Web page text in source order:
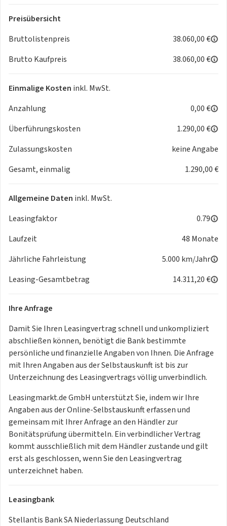
- Drive Mode Schalter
- Außenspiegel elektrisch einstell. beheizbar. anklappbar
- Design-Paket
- LED-Scheinwerfer
- Heck- und Seitenscheiben. dunkler getönt
- 19-Zoll Leichtmetallfelgen Zirkon in Schwarz
- und viele mehr
Preisübersicht
Bruttolistenpreis
38.060,00 €
Brutto Kaufpreis
38.060,00 €
Einmalige Kosten inkl. MwSt.
Anzahlung
0,00 €
Überführungskosten
1.290,00 €
Zulassungskosten
keine Angabe
Gesamt, einmalig
1.290,00 €
Allgemeine Daten inkl. MwSt.
Leasingfaktor
0.79
Laufzeit
48 Monate
Jährliche Fahrleistung
5.000 km/Jahr
Leasing-Gesamtbetrag
14.311,20 €
Ihre Anfrage
Damit Sie Ihren Leasingvertrag schnell und unkompliziert
abschließen können, benötigt die Bank bestimmte
persönliche und finanzielle Angaben von Ihnen. Die Anfrage
mit Ihren Angaben aus der Selbstauskunft ist bis zur
Unterzeichnung des Leasingvertrags völlig unverbindlich.
Leasingmarkt.de GmbH unterstützt Sie, indem wir Ihre
Angaben aus der Online-Selbstauskunft erfassen und
gemeinsam mit Ihrer Anfrage an den Händler zur
Bonitätsprüfung übermitteln. Ein verbindlicher Vertrag
kommt ausschließlich mit dem Händler zustande und gilt
erst als geschlossen, wenn Sie den Leasingvertrag
unterzeichnet haben.
Leasingbank
Stellantis Bank SA Niederlassung Deutschland